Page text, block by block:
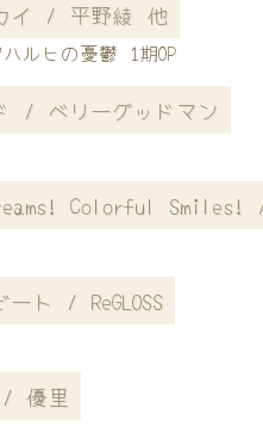
イ / 平野綾 他
ルヒの憂鬱 1期OP
/ ベリーグッドマン
Colorful Smiles! /
ト / ReGLOSS
/ 優里